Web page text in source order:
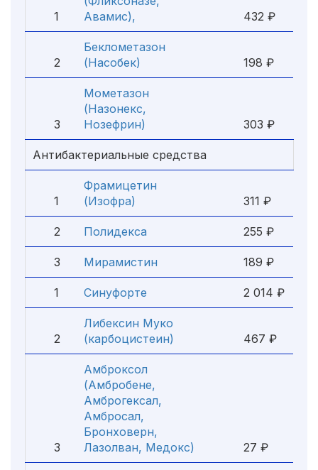
1
Авамис),
432 ₽
2
Беклометазон
(Насобек)
198 ₽
3
Мометазон
(Назонекс,
Нозефрин)
303 ₽
Антибактериальные средства
1
Фрамицетин
(Изофра)
311 ₽
2 Полидекса 255 ₽
3 Мирамистин 189 ₽
1 Синуфорте 2 014 ₽
2
Либексин Муко
(карбоцистеин)
467 ₽
3
Амброксол
(Амбробене,
Амброгексал,
Амбросал,
Бронховерн,
Лазолван, Медокс)
27 ₽